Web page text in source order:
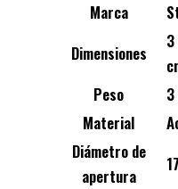
Marca
Dimensiones
Peso
Material
Diámetro de
apertura